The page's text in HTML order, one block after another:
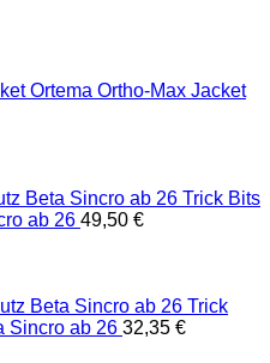
Ortema Ortho-Max Jacket
Trick Bits
ab 26 49,50 €
Trick
Sincro ab 26 32,35 €